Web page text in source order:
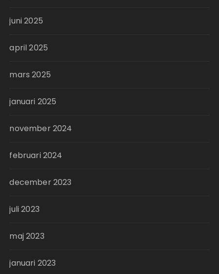
juni 2025
april 2025
mars 2025
januari 2025
november 2024
februari 2024
december 2023
juli 2023
maj 2023
januari 2023